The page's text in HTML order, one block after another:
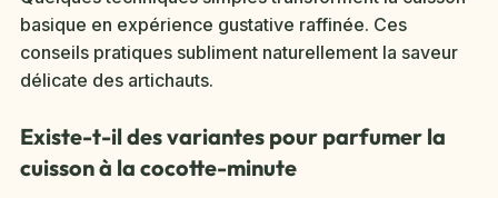
basique en expérience gustative raffinée. Ces
conseils pratiques subliment naturellement la saveur
délicate des artichauts.
Existe-t-il des variantes pour parfumer la
cuisson à la cocotte-minute